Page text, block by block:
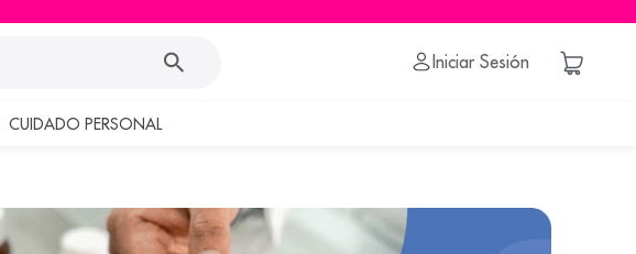
Iniciar Sesión
CUIDADO PERSONAL